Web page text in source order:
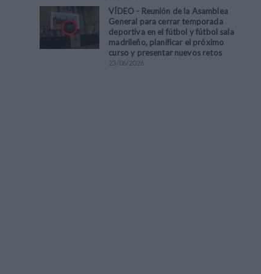
VÍDEO - Reunión de la Asamblea
General para cerrar temporada
deportiva en el fútbol y fútbol sala
madrileño, planificar el próximo
curso y presentar nuevos retos
23/06/2026